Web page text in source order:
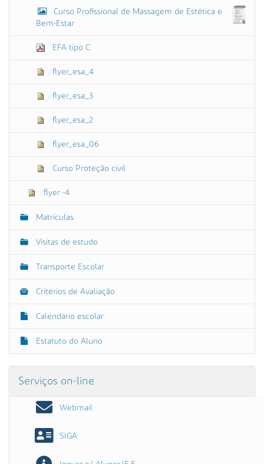
Curso Profissional de Massagem de Estética e
Bem-Estar
EFA tipo C
flyer_esa_4
flyer_esa_3
flyer_esa_2
flyer_esa_06
Curso Proteção civil
flyer -4
Matrículas
Visitas de estudo
Transporte Escolar
Critérios de Avaliação
Calendário escolar
Estatuto do Aluno
Serviços on-line
Webmail
SIGA